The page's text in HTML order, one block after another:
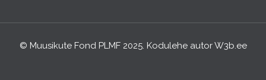
© Muusikute Fond PLMF 2025. Kodulehe autorW3b.ee